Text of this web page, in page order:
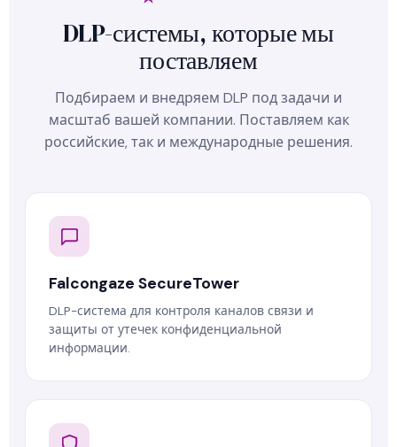
DLP-системы, которые мы
поставляем
Подбираем и внедряем DLP под задачи и
масштаб вашей компании. Поставляем как
российские, так и международные решения.
Falcongaze SecureTower
DLP-система для контроля каналов связи и
защиты от утечек конфиденциальной
информации.